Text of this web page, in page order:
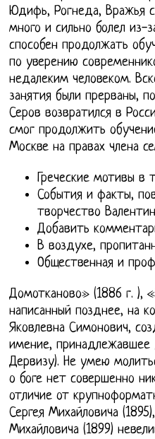
Юдифь, Рогнеда, Вражья
много и сильно болел из-
способен продолжать
по уверению
недалеким человеком.
занятия были прерваны,
Серов возвратился в
смог продолжить
Москве на правах члена
Греческие мотивы в
События и факты,
творчество
Добавить
В воздухе,
Общественная и
Домотканово» (1886 г. ),
написанный позднее, на
Яковлевна Симонович,
имение,
Дервизу). Не умею
о боге нет совершенно
отличие от
Сергея Михайловича
Михайловича (1899)